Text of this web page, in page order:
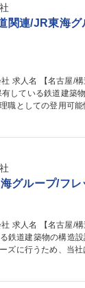
関連/JR東海
ルー
可能性もございます。
駅、自由通路、変
グループ/フ
ック
ズに行うため、当